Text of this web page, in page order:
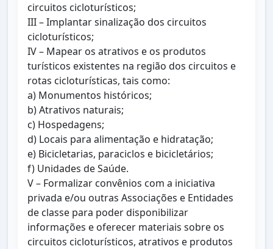
circuitos cicloturísticos;
III – Implantar sinalização dos circuitos
cicloturísticos;
IV – Mapear os atrativos e os produtos
turísticos existentes na região dos circuitos e
rotas cicloturísticas, tais como:
a) Monumentos históricos;
b) Atrativos naturais;
c) Hospedagens;
d) Locais para alimentação e hidratação;
e) Bicicletarias, paraciclos e bicicletários;
f) Unidades de Saúde.
V – Formalizar convênios com a iniciativa
privada e/ou outras Associações e Entidades
de classe para poder disponibilizar
informações e oferecer materiais sobre os
circuitos cicloturísticos, atrativos e produtos